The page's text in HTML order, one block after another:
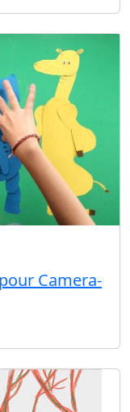
Camera-